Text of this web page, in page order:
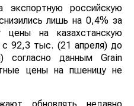
российскую
лишь на 0,4% за
на казахстанскую
с 92,3 тыс. (21 апреля) до
данным Grain
цены на пшеницу не